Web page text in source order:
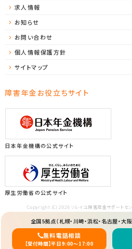
求人情報
お知らせ
お問い合わせ
個人情報保護方針
サイトマップ
障害年金お役立ちサイト
日本年金機構の公式サイト
厚生労働省の公式サイト
Copyright (C) 2026 ソレイユ障害年金サポート
全国5拠点（札幌・川崎・浜松・名古屋・大阪
無料電話相談
【受付時間】平日9:00〜17:00